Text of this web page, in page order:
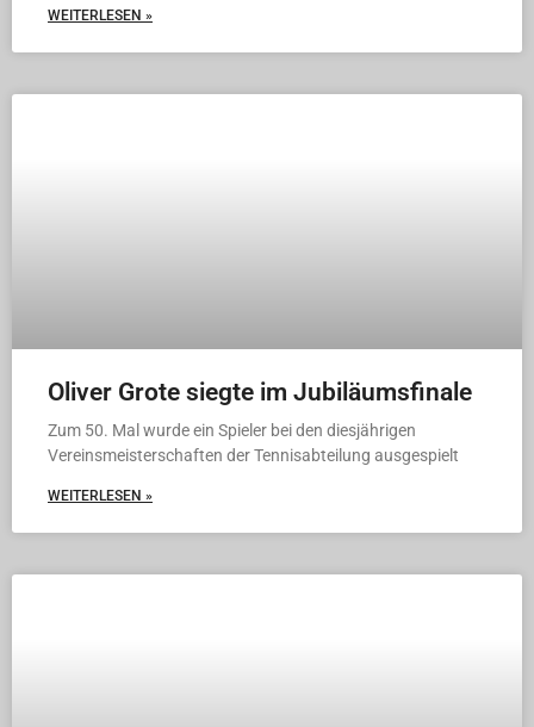
WEITERLESEN »
Oliver Grote siegte im Jubiläumsfinale
Zum 50. Mal wurde ein Spieler bei den diesjährigen
Vereinsmeisterschaften der Tennisabteilung ausgespielt
WEITERLESEN »